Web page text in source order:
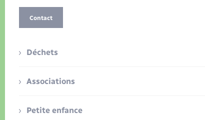
Contact
Déchets
Associations
Petite enfance